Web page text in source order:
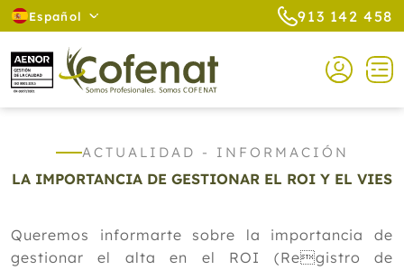
Español 913 142 458
ACTUALIDAD - INFORMACIÓN
LA IMPORTANCIA DE GESTIONAR EL ROI Y EL VIES
Queremos informarte sobre la importancia de
gestionar el alta en el ROI (Registro de